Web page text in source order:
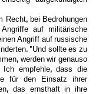
Recht, bei Bedrohungen
auf militärische
Angriff auf russische
"Und sollte es zu
werden wir genauso
Ich empfehle, dass die
für den Einsatz ihrer
das ernsthaft in ihre